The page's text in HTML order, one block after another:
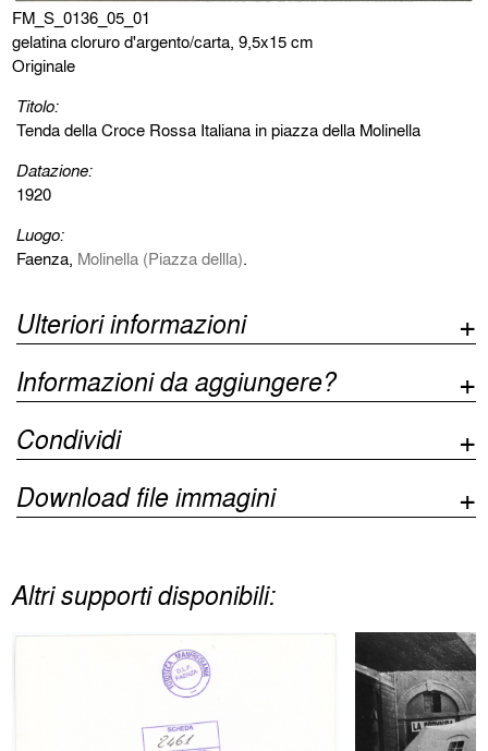
FM_S_0136_05_01
gelatina cloruro d'argento/carta, 9,5x15 cm
Originale
Titolo:
Tenda della Croce Rossa Italiana in piazza della Molinella
Datazione:
1920
Luogo:
Faenza, Molinella (Piazza dellla).
Ulteriori informazioni
Informazioni da aggiungere?
Condividi
Download file immagini
Altri supporti disponibili: